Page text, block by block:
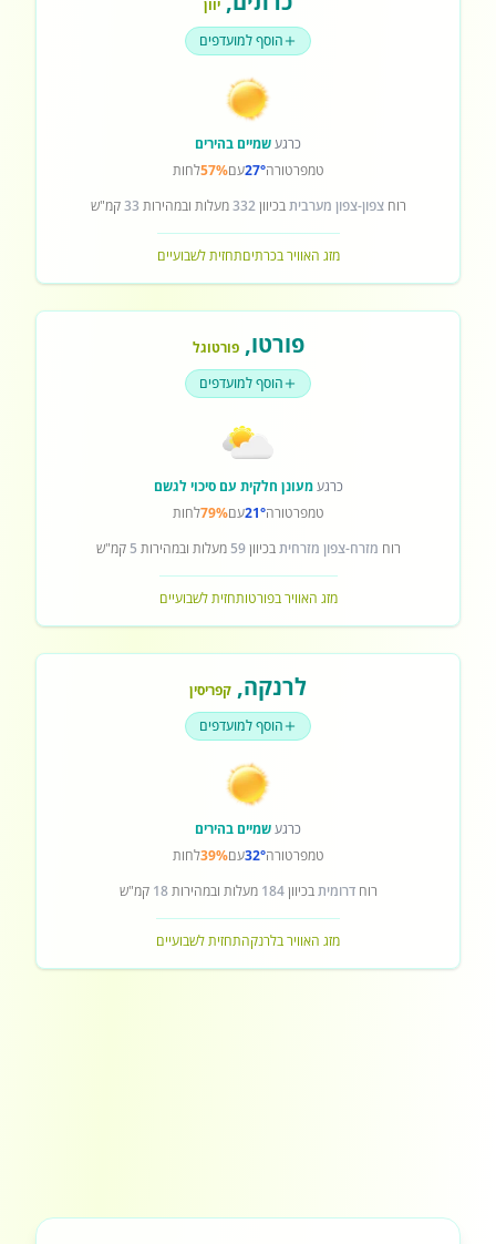
יוון
הוסף למועדפים
כרגעשמיים בהירים
טמפרטורה27°עם57%לחות
רוחצפון-צפון מערביתבכיוון332מעלות ובמהירות 33קמ"ש
מזג האוויר בכרתיםתחזית לשבועיים
פורטו,פורטוגל
הוסף למועדפים
כרגעמעונן חלקית עם סיכוי לגשם
טמפרטורה21°עם79%לחות
רוח מזרח-צפון מזרחיתבכיוון59 מעלות ובמהירות 5 קמ"ש
מזג האוויר בפורטותחזית לשבועיים
לרנקה, קפריסין
הוסף למועדפים
כרגעשמיים בהירים
טמפרטורה32°עם39%לחות
רוחדרומיתבכיוון184 מעלות ובמהירות18 קמ"ש
מזג האוויר בלרנקהתחזית לשבועיים